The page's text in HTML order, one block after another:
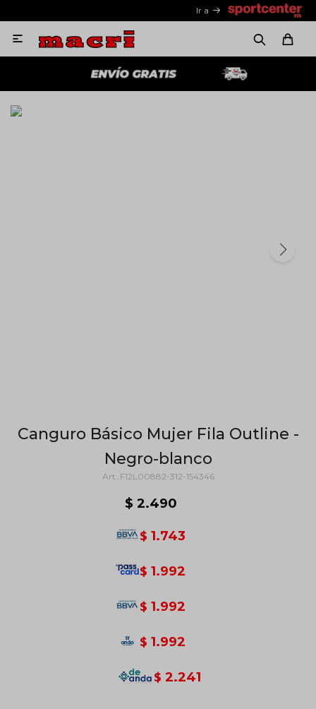
Ir a

Canguro Básico Mujer Fila Outline -
Negro-blanco
F12L00882-312-154346
$ 2.490
$ 1.743
$ 1.992
$ 1.992
$ 1.992
$ 2.241